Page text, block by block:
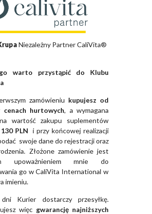
Niezależny Partner CaliVita®
warto przystąpić do Klubu
zamówieniu kupujesz od
cenach hurtowych, a wymagana
wartość zakupu suplementów
130 PLN i przy końcowej realizacji
swoje dane do rejestracji oraz
Złożone zamówienie jest
upoważnieniem mnie do
go w CaliVita International w
imieniu.
Kurier dostarczy przesyłkę.
więc gwarancję najniższych